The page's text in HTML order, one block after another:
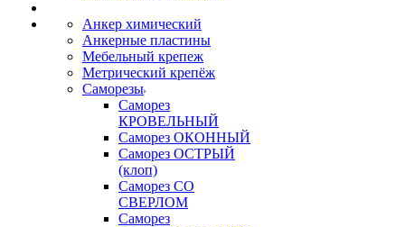
Анкер химический
Анкерные пластины
Мебельный крепеж
Метрический крепёж
Саморезы
Саморез
КРОВЕЛЬНЫЙ
Саморез ОКОННЫЙ
Саморез ОСТРЫЙ
(клоп)
Саморез СО
СВЕРЛОМ
Саморез